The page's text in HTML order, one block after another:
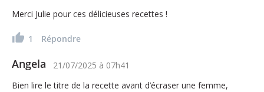
Merci Julie pour ces délicieuses recettes !
1 Répondre
Angela 21/07/2025 à 07h41
Bien lire le titre de la recette avant d’écraser une femme,